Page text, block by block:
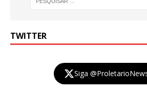
TWITTER
Siga